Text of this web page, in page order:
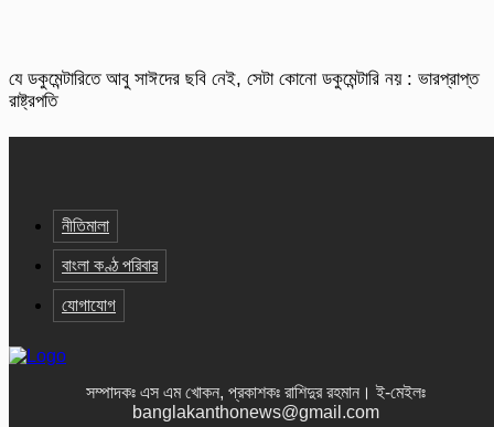
যে ডকুমেন্টারিতে আবু সাঈদের ছবি নেই, সেটা কোনো ডকুমেন্টারি নয় : ভারপ্রাপ্ত
রাষ্ট্রপতি
নীতিমালা
বাংলা কণ্ঠ পরিবার
যোগাযোগ
সম্পাদকঃ এস এম খোকন, প্রকাশকঃ রাশিদুর রহমান । ই-মেইলঃ
banglakanthonews@gmail.com